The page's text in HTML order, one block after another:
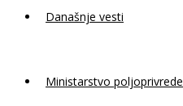
Današnje vesti
Ministarstvo poljoprivrede